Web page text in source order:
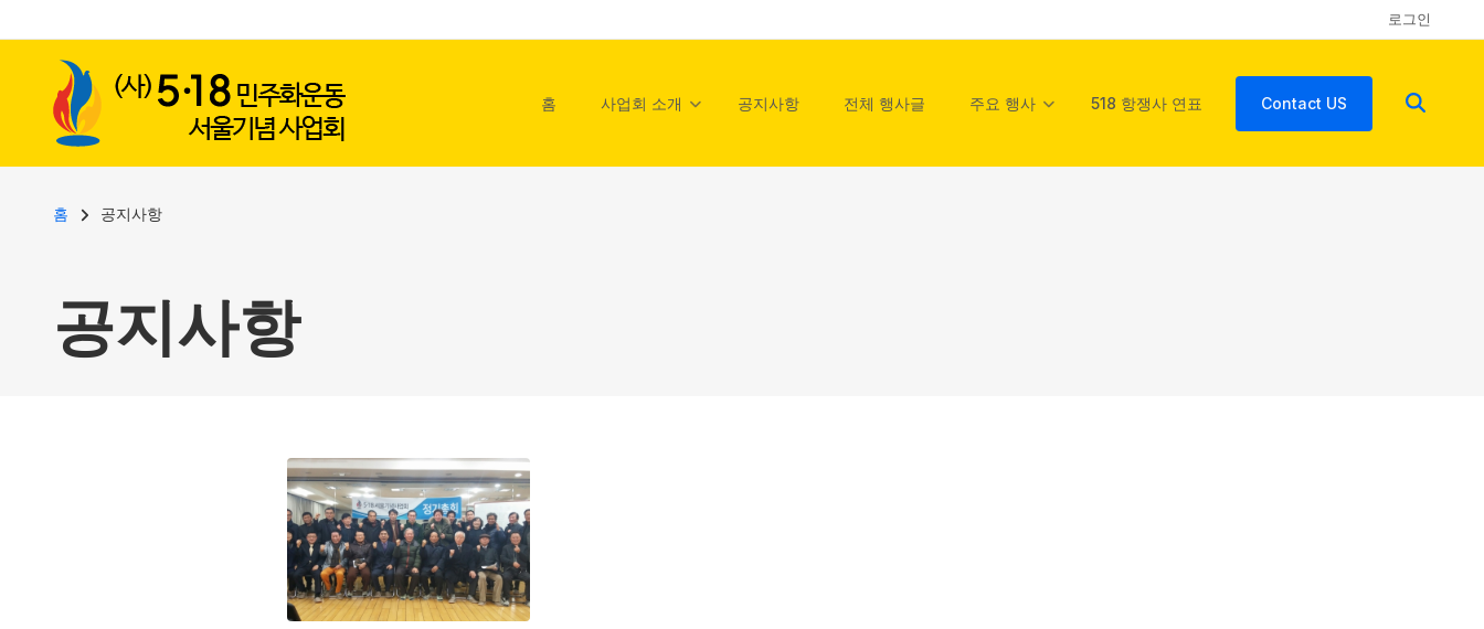
사용자 계정 메뉴 로그인
홈 사업회 소개 공지사항 전체 행사글 주요 행사 518 항쟁사 연표 Contact US
이동 경로
홈 공지사항
공지사항